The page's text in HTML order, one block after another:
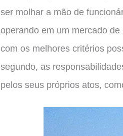
ser molhar a mão de
operando em um mercado
com os melhores critérios
segundo, as
pelos seus próprios atos,